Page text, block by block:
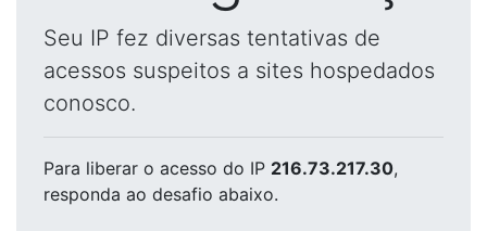
Seu IP fez diversas tentativas de
acessos suspeitos a sites hospedados
conosco.
Para liberar o acesso do IP 216.73.217.30,
responda ao desafio abaixo.